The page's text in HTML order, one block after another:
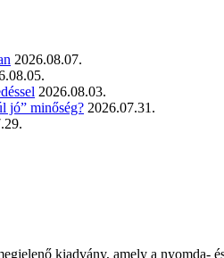
2026.08.07.
2026.08.03.
jó” minőség? 2026.07.31.
kiadvány, amely a nyomda-